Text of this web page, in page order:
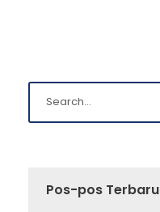
Pos-pos Terbaru